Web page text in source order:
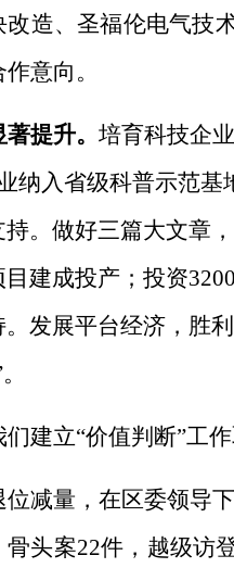
造、圣福伦电气技
意向。
提升。 培育科技企
纳入省级科普示范
。 做好三篇大文章，
建成投产；投资
发展平台经济， 胜
们建立“价值判断”工
位减量，在区委领导
头案22件，越级访